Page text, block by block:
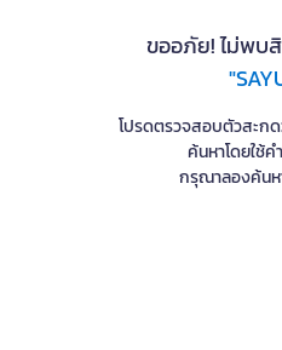
ขออภัย! ไม่พบ
โปรดตรวจสอบตัวสะก
ค้นหาโดยใช้ค
กรุณาลองค้นห